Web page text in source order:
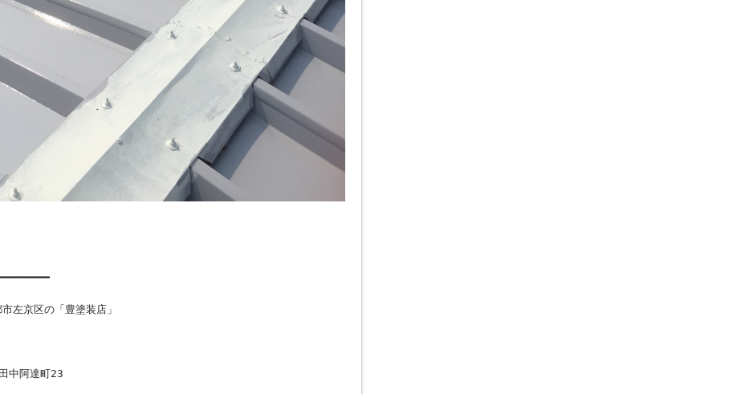
左京区の「豊塗装店」
阿達町23